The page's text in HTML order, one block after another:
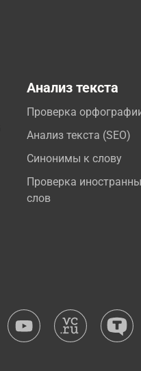
Анализ текста
Проверка
Анализ текста (SEO)
Синонимы к слову
Проверка
слов